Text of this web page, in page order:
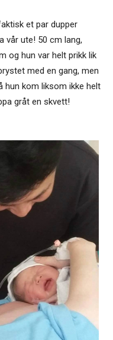
et par dupper
vår ute! 50 cm lang,
og hun var helt prikk lik
med en gang, men
hun kom liksom ikke helt
gråt en skvett!